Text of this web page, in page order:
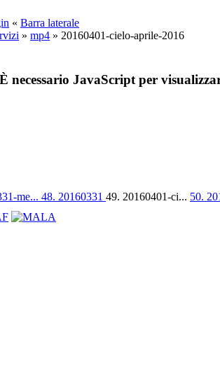
« Barra laterale
» mp4 » 20160401-cielo-aprile-2016
È necessario JavaScript per
me... 48. 20160331 49. 20160401-ci... 50.